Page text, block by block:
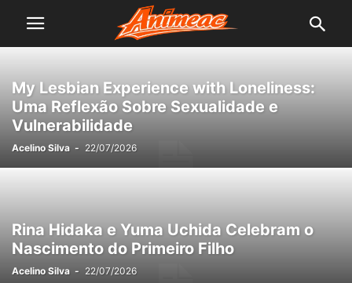
My Lesbian Experience with Loneliness:
Uma Reflexão Sobre Sexualidade e
Vulnerabilidade
Acelino Silva - 22/07/2026
Rina Hidaka e Yuma Uchida Celebram o
Nascimento do Primeiro Filho
Acelino Silva - 22/07/2026